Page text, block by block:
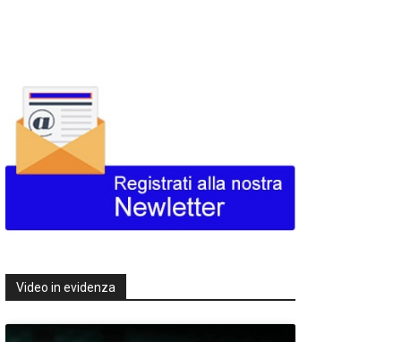
Video in evidenza
Texas